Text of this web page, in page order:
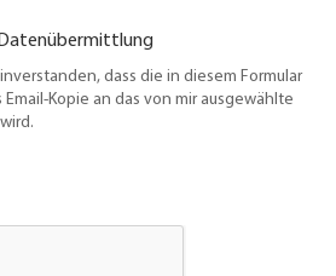
dass die in diesem Formular
Kopie an das von mir ausgewählte